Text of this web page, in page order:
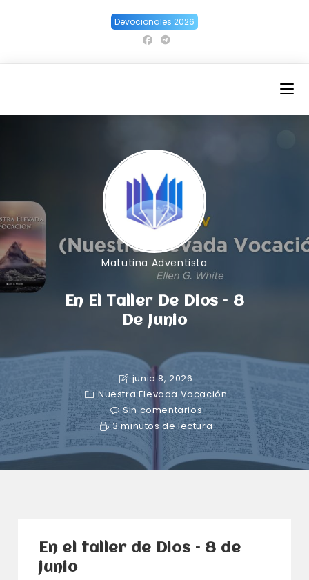
Devocionales 2026
Matutina Adventista
En El Taller De Dios – 8
De Junio
junio 8, 2026
Nuestra Elevada Vocación
Sin comentarios
3 minutos de lectura
En el taller de Dios – 8 de
junio